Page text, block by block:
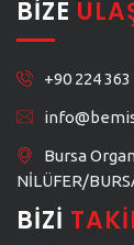
BIZE
+90 224 363
Bursa
NİLÜFER/
BIZI